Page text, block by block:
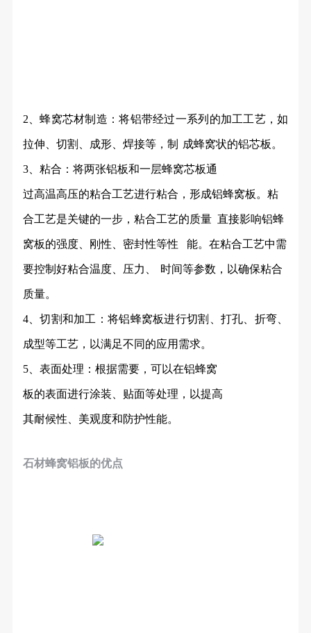
2、蜂窝芯材制造：将铝带经过一系列的加工工艺，如
拉伸、切割、成形、焊接等，制 成蜂窝状的铝芯板。
3、粘合：将两张铝板和一层蜂窝芯板通
过高温高压的粘合工艺进行粘合，形成铝蜂窝板。粘
合工艺是关键的一步，粘合工艺的质量 直接影响铝蜂
窝板的强度、刚性、密封性等性 能。在粘合工艺中需
要控制好粘合温度、压力、 时间等参数，以确保粘合
质量。
4、切割和加工：将铝蜂窝板进行切割、打孔、折弯、
成型等工艺，以满足不同的应用需求。
5、表面处理：根据需要，可以在铝蜂窝
板的表面进行涂装、贴面等处理，以提高
其耐候性、美观度和防护性能。
石材蜂窝铝板的优点